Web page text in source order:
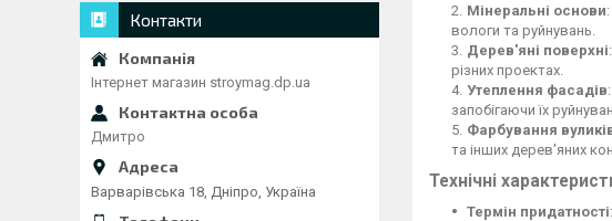
Мінеральні основи
вологи та руйнувань.
Дерев'яні поверхні
різних проектах.
Утеплення фасадів
запобігаючи їх
Фарбування
та інших дерев'яних
Технічні
Термін придатності
Контакти
Інтернет магазин stroymag.dp.ua
Дмитро
Варварівська 18, Дніпро, Україна